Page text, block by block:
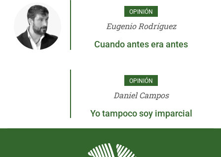
OPINIÓN
Eugenio Rodríguez
Cuando antes era antes
OPINIÓN
Daniel Campos
Yo tampoco soy imparcial